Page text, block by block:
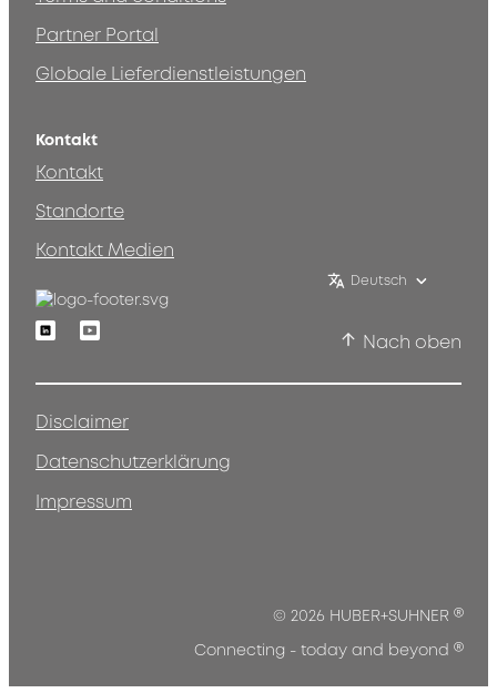
Partner Portal
Globale Lieferdienstleistungen
Kontakt
Kontakt
Standorte
Kontakt Medien
Deutsch
LinkedinYoutube
Nach oben
Disclaimer
Datenschutzerklärung
Impressum
© 2026 HUBER+SUHNER ®
Connecting - today and beyond ®